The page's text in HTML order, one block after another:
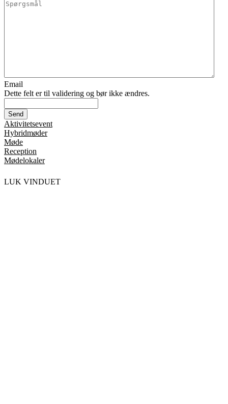
Email
Dette felt er til validering og bør ikke ændres.
Aktivitetsevent
Hybridmøder
Møde
Reception
Mødelokaler
LUK VINDUET